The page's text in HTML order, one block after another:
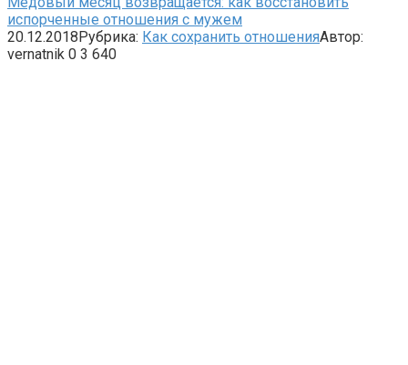
испорченные отношения с мужем
20.12.2018Рубрика: Как сохранить отношенияАвтор:
vernatnik 0 3 640